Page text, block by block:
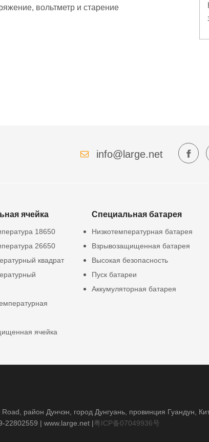
вольтметр и старение
info@large.net
ячейка
18650
26650
квадрат
ячейка
Специальная батарея
Низкотемпературная батарея
Взрывозащищенная батарея
Высокая безопасность
Пуск батареи
Аккумуляторная батарея
район Дунчэн, город Дунгуань, провинция Гуандун,
22802559 | www.large.net |粤ICP备07049936号